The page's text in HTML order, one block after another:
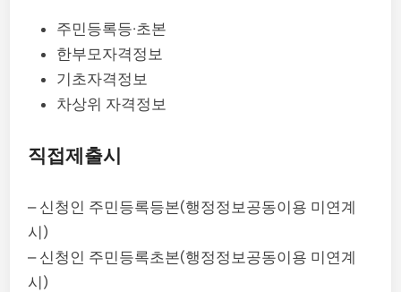
주민등록등·초본
한부모자격정보
기초자격정보
차상위 자격정보
직접제출시
– 신청인 주민등록등본(행정정보공동이용 미연계
시)
– 신청인 주민등록초본(행정정보공동이용 미연계
시)